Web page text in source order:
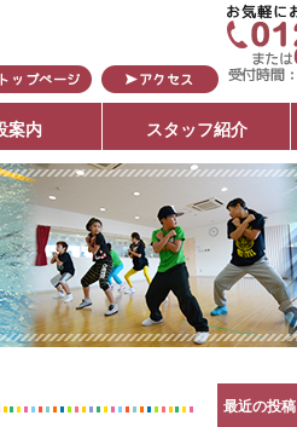
案内 スタッフ紹介
最近の投稿